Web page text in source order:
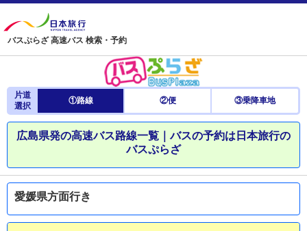
バスぷらざ 高速バス 検索・予約
片道
選択
①路線 ②便 ③乗降車地
広島県発の高速バス路線一覧｜バスの予約は日本旅行の
バスぷらざ
愛媛県方面行き